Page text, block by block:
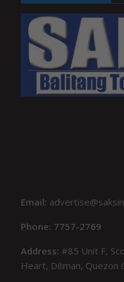
Email:
Phone: 7757-2769
Address:#85 Unit F,
Heart, Diliman, Quezon